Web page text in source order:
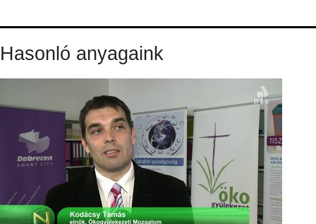
Hasonló anyagaink